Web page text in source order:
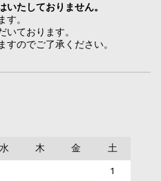
いたしておりません。
す。
ております。
すのでご了承ください。
水 木 金 土
1